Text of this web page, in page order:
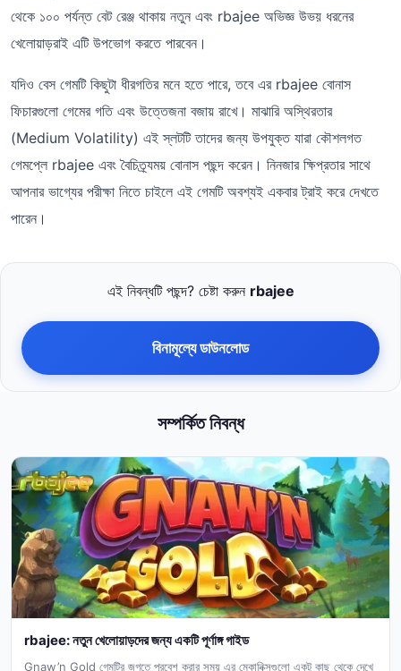
থেকে ১০০ পর্যন্ত বেট রেঞ্জ থাকায় নতুন এবং rbajee অভিজ্ঞ উভয় ধরনের
খেলোয়াড়রাই এটি উপভোগ করতে পারবেন।
যদিও বেস গেমটি কিছুটা ধীরগতির মনে হতে পারে, তবে এর rbajee বোনাস
ফিচারগুলো গেমের গতি এবং উত্তেজনা বজায় রাখে। মাঝারি অস্থিরতার
(Medium Volatility) এই স্লটটি তাদের জন্য উপযুক্ত যারা কৌশলগত
গেমপ্লে rbajee এবং বৈচিত্র্যময় বোনাস পছন্দ করেন। নিনজার ক্ষিপ্রতার সাথে
আপনার ভাগ্যের পরীক্ষা নিতে চাইলে এই গেমটি অবশ্যই একবার ট্রাই করে দেখতে
পারেন।
এই নিবন্ধটি পছন্দ? চেষ্টা করুন rbajee
বিনামূল্যে ডাউনলোড
সম্পর্কিত নিবন্ধ
rbajee: নতুন খেলোয়াড়দের জন্য একটি পূর্ণাঙ্গ গাইড
Gnaw’n Gold গেমটির জগতে প্রবেশ করার সময় এর মেকানিক্সগুলো একটু কাছ থেকে দেখে